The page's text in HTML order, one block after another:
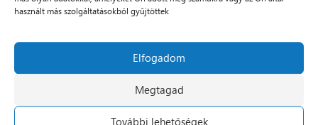
használt más szolgáltatásokból gyűjtöttek
Elfogadom
Megtagad
További lehetőségek
Fluid Framework platformot, ezáltal lehetővé válik a
különböző Microsoft 365 alkalmazások között,
tovább növelve a csapatmunka hatékonyságát.
A Fluid Framework dinamikus, közös
tartalomkészítést tesz lehetővé, amely lehetőséget
nyújt a csapatok számára, hogy zökkenőmentesen